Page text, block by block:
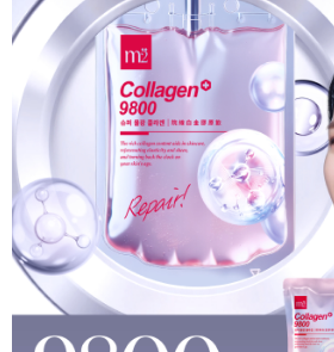
海外配送(馬來西亞)
海外配送(澳大利亞)